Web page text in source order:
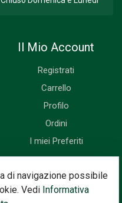
di navigazione possibile
Vedi Informativa
Il Mio Account
Registrati
Carrello
Profilo
Ordini
I miei Preferiti
Riceverai prima di tutti le